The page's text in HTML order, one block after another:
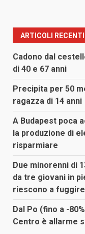
ARTICOLI RECENTI
Cadono dal
di 40 e 67 anni
Precipita per 50
ragazza di 14 anni
A Budapest poca
la produzione di
risparmiare
Due minorenni di
da tre giovani in
riescono a fuggire
Dal Po (fino a -
Centro è allarme